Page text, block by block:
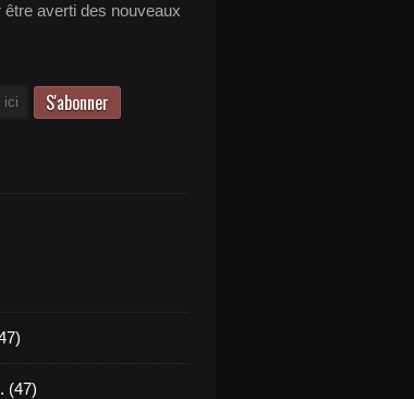
averti des nouveaux
(47)